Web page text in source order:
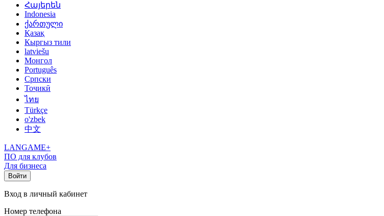
Հայերեն
Indonesia
ქართული
Қазақ
Кыргыз тили
latviešu
Монгол
Português
Српски
Тоҷикӣ
ไทย
Türkçe
o'zbek
中文
LANGAME+
ПО для клубов
Для бизнеса
Войти
Вход в личный кабинет
Номер телефона